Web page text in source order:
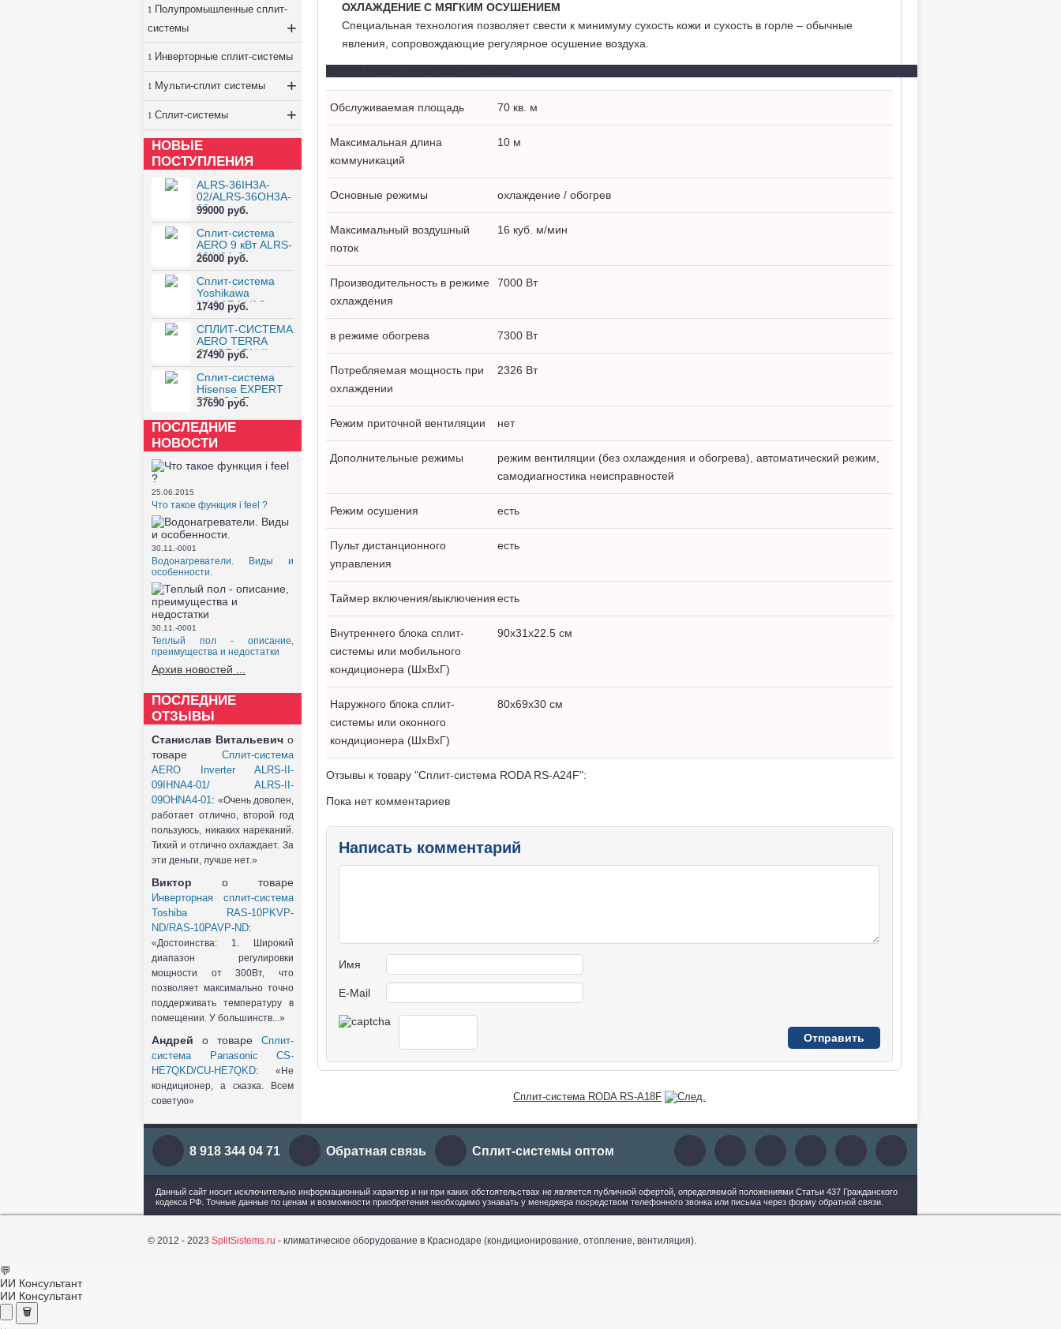
Полупромышленные сплит-
системы
+
Инверторные сплит-системы
Мульти-сплит системы +
Сплит-системы +
НОВЫЕ
ПОСТУПЛЕНИЯ
ALRS-36IH3A-
02/ALRS-36OH3A-
02
99000 руб.
Сплит-система
AERO 9 кВт ALRS-
09IH3A-0...
26000 руб.
Сплит-система
Yoshikawa
NAGARA YAC-
07W...
17490 руб.
СПЛИТ-СИСТЕМА
AERO TERRA
ON/OF ARN-II-...
27490 руб.
Сплит-система
Hisense EXPERT
PRO 2.0 E...
37690 руб.
ПОСЛЕДНИЕ
НОВОСТИ
25.06.2015
Что такое функция i feel ?
30.11.-0001
Водонагреватели. Виды и
особенности.
30.11.-0001
Теплый пол - описание,
преимущества и недостатки
Архив новостей ...
ПОСЛЕДНИЕ
ОТЗЫВЫ
Станислав Витальевич о
товаре Сплит-система
AERO Inverter ALRS-II-
09IHNA4-01/ ALRS-II-
09OHNA4-01: «Очень доволен,
работает отлично, второй год
пользуюсь, никаких нареканий.
Тихий и отлично охлаждает. За
эти деньги, лучше нет.»
Виктор о товаре
Инверторная сплит-система
Toshiba RAS-10PKVP-
ND/RAS-10PAVP-ND:
«Достоинства: 1. Широкий
диапазон регулировки
мощности от 300Вт, что
позволяет максимально точно
поддерживать температуру в
помещении. У большинств...»
Андрей о товаре Сплит-
система Panasonic CS-
HE7QKD/CU-HE7QKD: «Не
кондиционер, а сказка. Всем
советую»
ОХЛАЖДЕНИЕ С МЯГКИМ ОСУШЕНИЕМ
Специальная технология позволяет свести к минимуму сухость кожи и сухость в горле – обычные
явления, сопровождающие регулярное осушение воздуха.
Обслуживаемая площадь 70 кв. м
Максимальная длина
коммуникаций
10 м
Основные режимы охлаждение / обогрев
Максимальный воздушный
поток
16 куб. м/мин
Производительность в режиме
охлаждения
7000 Вт
в режиме обогрева 7300 Вт
Потребляемая мощность при
охлаждении
2326 Вт
Режим приточной вентиляции нет
Дополнительные режимы
режим вентиляции (без охлаждения и обогрева), автоматический режим,
самодиагностика неисправностей
Режим осушения есть
Пульт дистанционного
управления
есть
Таймер включения/выключения есть
Внутреннего блока сплит-
системы или мобильного
кондиционера (ШxВxГ)
90x31x22.5 см
Наружного блока сплит-
системы или оконного
кондиционера (ШxВxГ)
80x69x30 см
Отзывы к товару "Сплит-система RODA RS-A24F":
Пока нет комментариев
Написать комментарий
Имя
E-Mail
Сплит-система RODA RS-A18F
8 918 344 04 71 Обратная связь Сплит-системы оптом
Данный сайт носит исключительно информационный характер и ни при каких обстоятельствах не является публичной офертой, определяемой положениями Статьи 437 Гражданского
кодекса РФ. Точные данные по ценам и возможности приобретения необходимо узнавать у менеджера посредством телефонного звонка или письма через форму обратной связи.
© 2012 - 2023 SplitSistems.ru - климатическое оборудование в Краснодаре (кондиционирование, отопление, вентиляция).
💬
ИИ Консультант
ИИ Консультант
🗑️